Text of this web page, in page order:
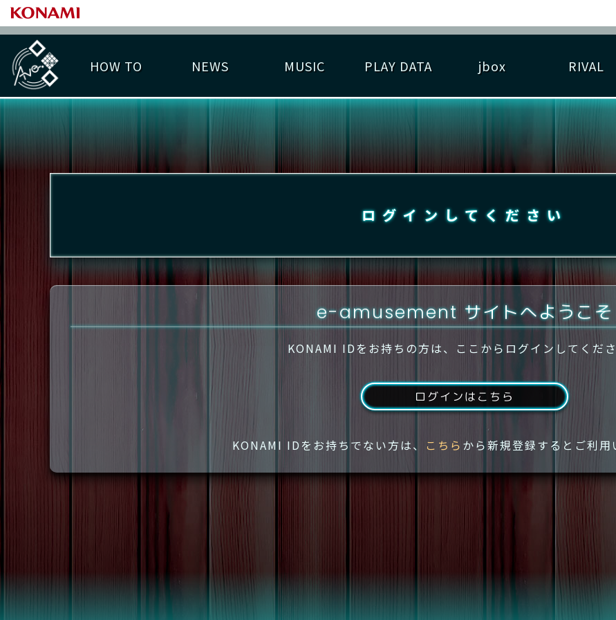
HOW TO
基本の遊び方
NEWS MUSIC
遊べる楽曲
PLAY DATA
PLAY DATA TOP
称号 プレー履歴 プレーグラフ ね
jbox RIVAL
ライバル一覧 プレーヤー検索
大会開催 大会とは？
LICENSE HIT CHART ORIGINAL HIT CHART RANKING
ログインしてください
e-amusement サイトへようこそ
KONAMI IDをお持ちの方は、ここからログインしてくださ
ログインはこちら
KONAMI IDをお持ちでない方は、 こちら から新規登録するとご利用